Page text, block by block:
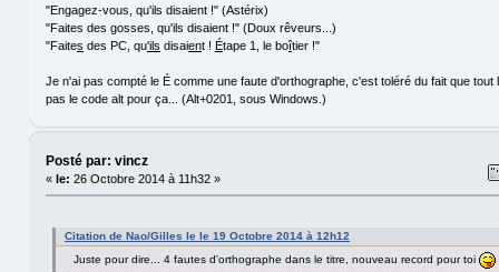
"Engagez-vous, qu'ils disaient !" (Astérix)
"Faites des gosses, qu'ils disaient !" (Doux rêveurs...)
"Faites des PC, qu'ils disaient ! Étape 1, le boîtier !"
Je n'ai pas compté le É comme une faute d'orthographe, c'est toléré du fait que tout
pas le code alt pour ça... (Alt+0201, sous Windows.)
Posté par: vincz
« le: 26 Octobre 2014 à 11h32 »
Citation de Nao/Gilles le le 19 Octobre 2014 à 12h12
Juste pour dire... 4 fautes d'orthographe dans le titre, nouveau record pour toi